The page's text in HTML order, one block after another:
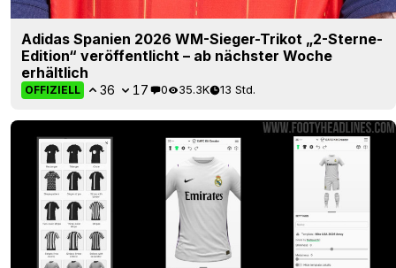
Adidas Spanien 2026 WM-Sieger-Trikot „2-Sterne-
Edition“ veröffentlicht – ab nächster Woche
erhältlich
OFFIZIELL 36 17 0 35.3K 13 Std.